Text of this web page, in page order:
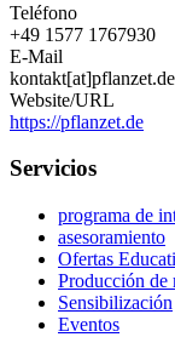
Teléfono
+49 1577 1767930
E-Mail
kontakt[at]pflanzet.de
Website/URL
https://pflanzet.de
Servicios
programa de
asesoramiento
Ofertas
Producción de
Sensibilización
Eventos